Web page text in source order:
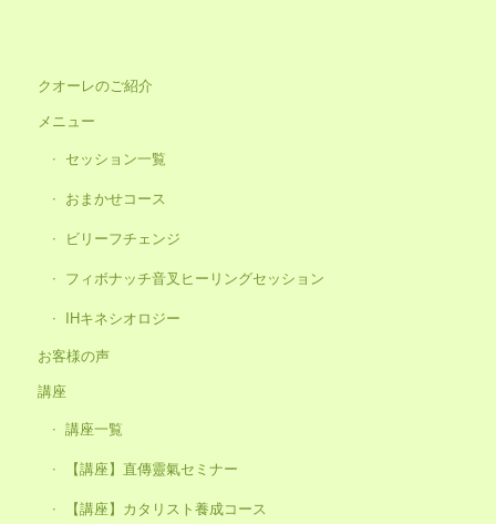
クオーレのご紹介
メニュー
セッション一覧
おまかせコース
ビリーフチェンジ
フィボナッチ音叉ヒーリングセッション
IHキネシオロジー
お客様の声
講座
講座一覧
【講座】直傳靈氣セミナー
【講座】カタリスト養成コース